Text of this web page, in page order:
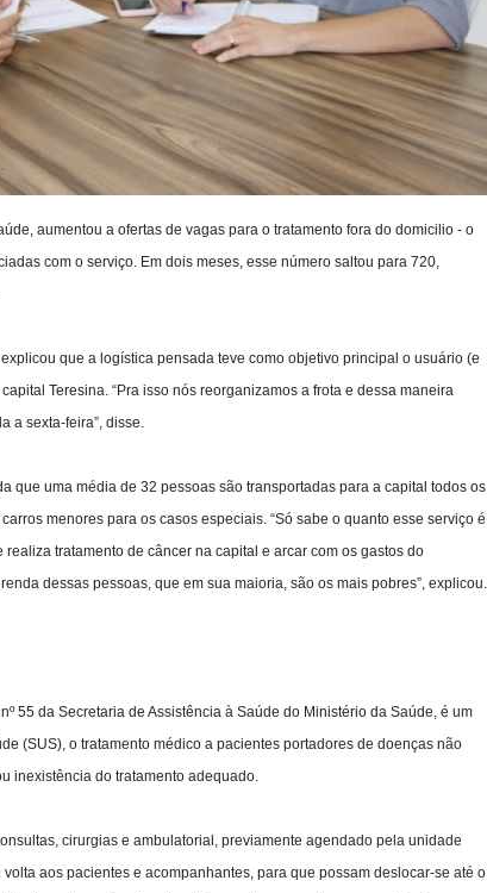
aumentou a ofertas de vagas para o tratamento fora do domicilio - o
com o serviço. Em dois meses, esse número saltou para 720,
que a logística pensada teve como objetivo principal o usuário (e
Teresina. “Pra isso nós reorganizamos a frota e dessa maneira
a sexta-feira”, disse.
que uma média de 32 pessoas são transportadas para a capital todos os
menores para os casos especiais. “Só sabe o quanto esse serviço é
tratamento de câncer na capital e arcar com os gastos do
dessas pessoas, que em sua maioria, são os mais pobres”, explicou.
55 da Secretaria de Assistência à Saúde do Ministério da Saúde, é um
(SUS), o tratamento médico a pacientes portadores de doenças não
inexistência do tratamento adequado.
cirurgias e ambulatorial, previamente agendado pela unidade
aos pacientes e acompanhantes, para que possam deslocar-se até o